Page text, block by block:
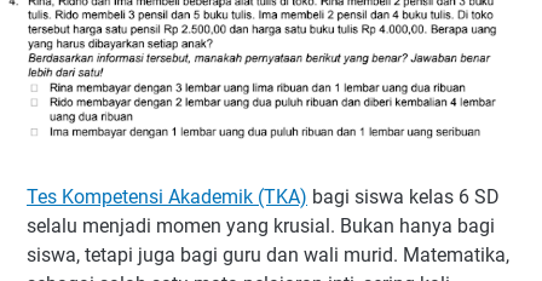
Tes Kompetensi Akademik (TKA) bagi siswa kelas 6 SD
selalu menjadi momen yang krusial. Bukan hanya bagi
siswa, tetapi juga bagi guru dan wali murid. Matematika,